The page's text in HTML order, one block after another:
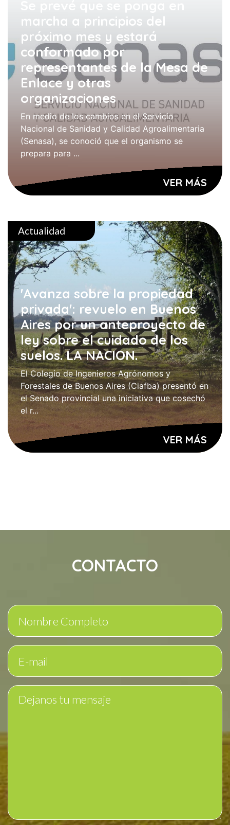
marcha a principios del
próximo mes y estará
conformado por
representantes de la Mesa de
Enlace y otras
organizaciones
En medio de los cambios en el Servicio
Nacional de Sanidad y Calidad Agroalimentaria
(Senasa), se conoció que el organismo se
prepara para ...
VER MÁS
Actualidad
'Avanza sobre la propiedad
privada': revuelo en Buenos
Aires por un anteproyecto de
ley sobre el cuidado de los
suelos. LA NACION.
El Colegio de Ingenieros Agrónomos y
Forestales de Buenos Aires (Ciafba) presentó en
el Senado provincial una iniciativa que cosechó
el r...
VER MÁS
CONTACTO